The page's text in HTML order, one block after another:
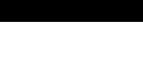
Inhalt